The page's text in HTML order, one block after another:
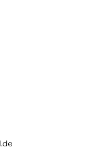
(nur 9,5 mm bei der
passen die
Farblich sind sie in
Grau erhältlich – und
Dank der MagSafe-
haften sie magnetisch
– ein echtes Plus im
LED informieren
und
Sicherheitsfeatures